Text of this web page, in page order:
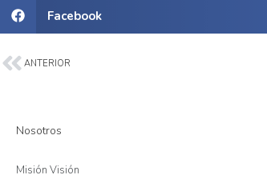
Facebook
ANTERIOR
Nosotros
Misión Visión